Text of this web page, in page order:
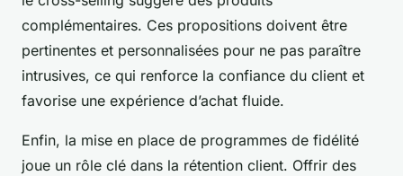
complémentaires. Ces propositions doivent être
pertinentes et personnalisées pour ne pas paraître
intrusives, ce qui renforce la confiance du client et
favorise une expérience d’achat fluide.
Enfin, la mise en place de programmes de fidélité
joue un rôle clé dans la rétention client. Offrir des